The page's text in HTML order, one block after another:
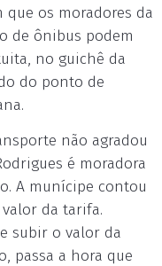
os moradores da
de ônibus podem
no guichê da
do ponto de
não agradou
é moradora
A munícipe contou
da tarifa.
subir o valor da
passa a hora que